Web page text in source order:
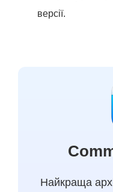
версії.
Найкраща